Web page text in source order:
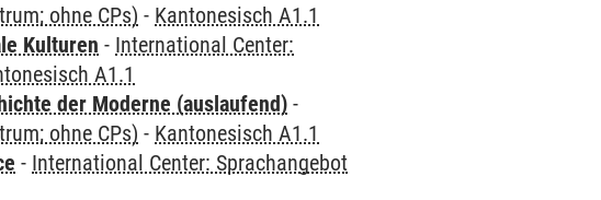
ohne CPs) - Kantonesisch A1.1
Kulturen - International Center:
A1.1
der Moderne (auslaufend) -
ohne CPs) - Kantonesisch A1.1
- International Center: Sprachangebot